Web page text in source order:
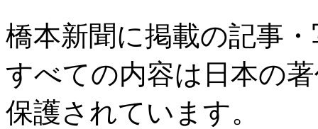
橋本新聞に掲載の記事
すべての内容は日本の
保護されています。